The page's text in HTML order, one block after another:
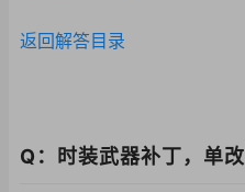
返回解答目录
Q：时装武器补丁，单